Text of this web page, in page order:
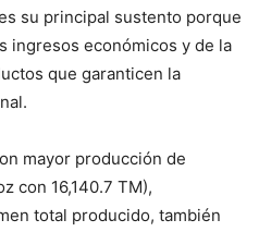
su principal sustento porque
ingresos económicos y de la
que garanticen la
mayor producción de
con 16,140.7 TM),
total producido, también